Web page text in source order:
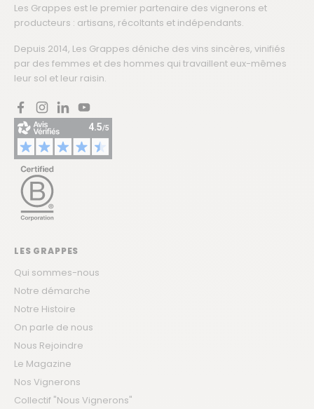
Les Grappes est le premier partenaire des vignerons et
producteurs : artisans, récoltants et indépendants.
Depuis 2014, Les Grappes déniche des vins sincères, vinifiés
par des femmes et des hommes qui travaillent eux-mêmes
leur sol et leur raisin.
FacebookInstagram
LinkedInYouTube
LES GRAPPES
Qui sommes-nous
Notre démarche
Notre Histoire
On parle de nous
Nous Rejoindre
Le Magazine
Nos Vignerons
Collectif "Nous Vignerons"